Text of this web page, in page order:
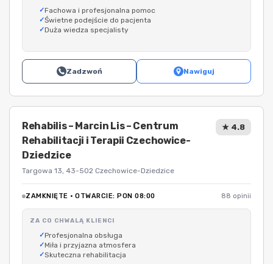
Fachowa i profesjonalna pomoc
Świetne podejście do pacjenta
Duża wiedza specjalisty
Zadzwoń Nawiguj
Rehabilis – Marcin Lis – Centrum
Rehabilitacji i Terapii Czechowice-
Dziedzice
Targowa 13, 43-502 Czechowice-Dziedzice
★ 4.8
ZAMKNIĘTE · OTWARCIE: PON 08:00 88 opinii
ZA CO CHWALĄ KLIENCI
Profesjonalna obsługa
Miła i przyjazna atmosfera
Skuteczna rehabilitacja